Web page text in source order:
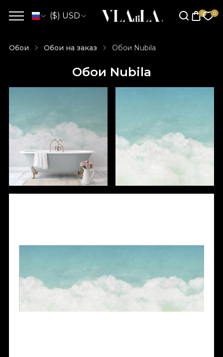
($) USD
Обои Обои на заказ Обои Nubila
Обои Nubila